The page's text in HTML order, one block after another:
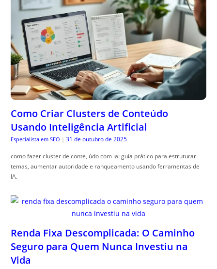
Como Criar Clusters de Conteúdo
Usando Inteligência Artificial
Especialista em SEO | 31 de outubro de 2025
como fazer cluster de conte, údo com ia: guia prático para estruturar
temas, aumentar autoridade e ranqueamento usando ferramentas de
IA.
Renda Fixa Descomplicada: O Caminho
Seguro para Quem Nunca Investiu na
Vida